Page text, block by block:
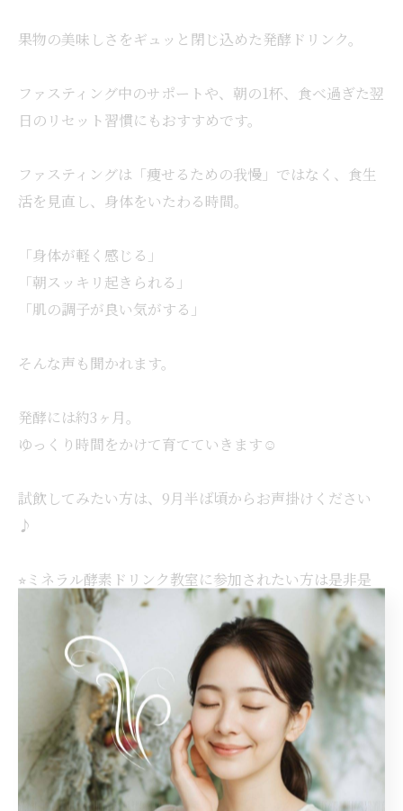
果物の美味しさをギュッと閉じ込めた発酵ドリンク。
ファスティング中のサポートや、朝の1杯、食べ過ぎた翌
日のリセット習慣にもおすすめです。
ファスティングは「痩せるための我慢」ではなく、食生
活を見直し、身体をいたわる時間。
「身体が軽く感じる」
「朝スッキリ起きられる」
「肌の調子が良い気がする」
そんな声も聞かれます。
発酵には約3ヶ月。
ゆっくり時間をかけて育てていきます☺️
試飲してみたい方は、9月半ば頃からお声掛けください
♪
⭐︎ミネラル酵素ドリンク教室に参加されたい方は是非是
#発酵ドリンク
#ファスティング
#腸活
#温活
#健康習慣